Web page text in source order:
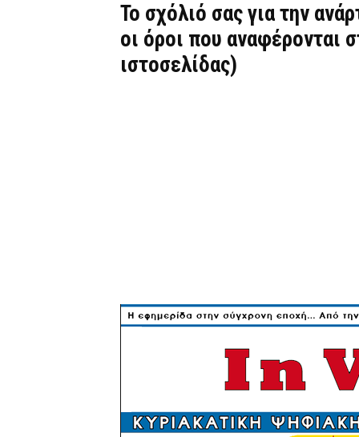
Το σχόλιό σας για την
οι όροι που αναφέρονται
ιστοσελίδας)